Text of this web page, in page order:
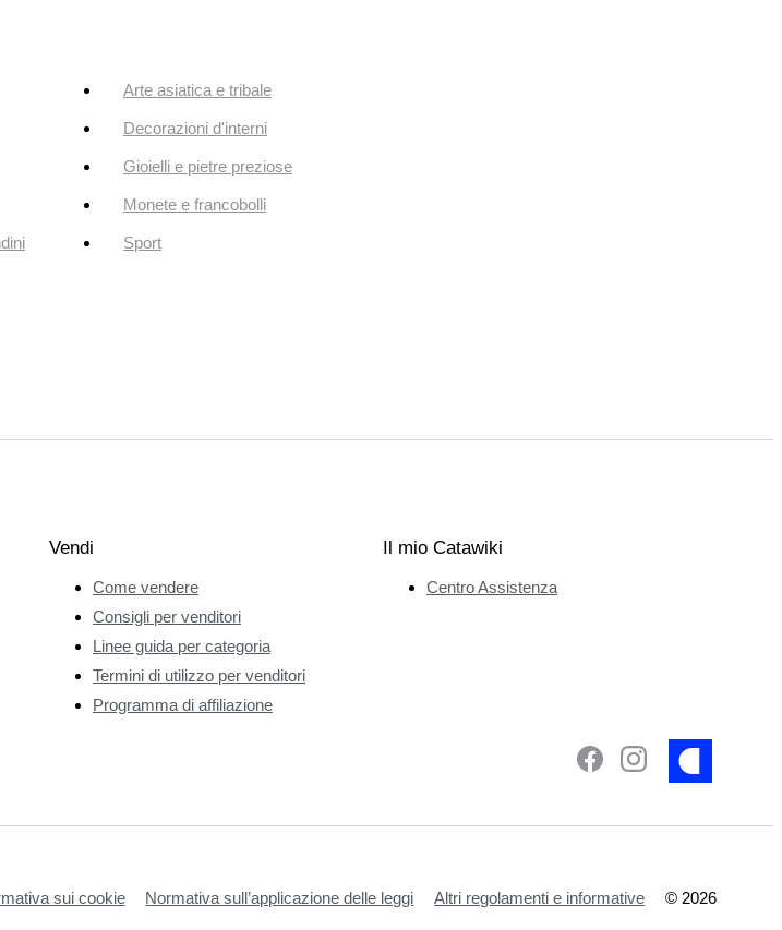
Arte asiatica e tribale
Decorazioni d'interni
Gioielli e pietre preziose
Monete e francobolli
Sport
Vendi
Come vendere
Consigli per venditori
Linee guida per categoria
Termini di utilizzo per venditori
Programma di affiliazione
Il mio Catawiki
Centro Assistenza
sui cookie Normativa sull’applicazione delle leggi Altri regolamenti e informative © 2026